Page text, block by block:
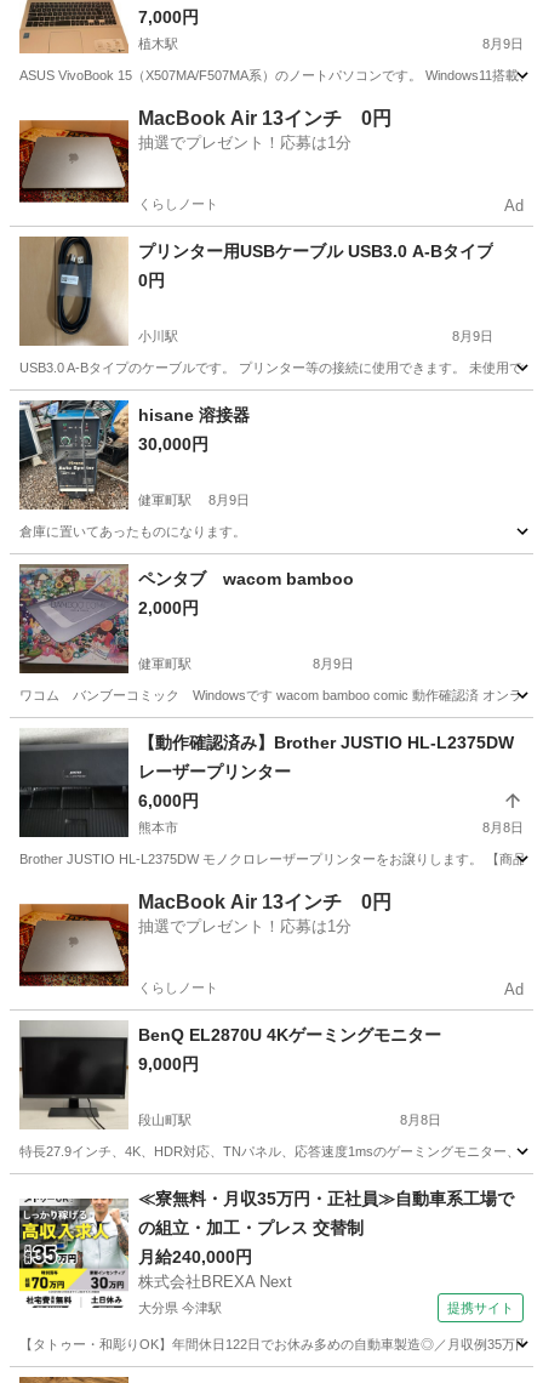
7,000円
植木駅 8月9日
ASUS VivoBook 15（X507MA/F507MA系）のノートパソコンです。 Windows11搭載
植木駅 ノートパソコン
MacBook Air 13インチ 0円
抽選でプレゼント！応募は1分
くらしノート Ad
プリンター用USBケーブル USB3.0 A-Bタイプ
0円
小川駅 8月9日
USB3.0 A-Bタイプのケーブルです。 プリンター等の接続に使用できます。 未使用で
熊本 宇城市 その他
hisane 溶接器
30,000円
健軍町駅 8月9日
倉庫に置いてあったものになります。
熊本 熊本市 健軍町駅
ペンタブ wacom bamboo
2,000円
健軍町駅 8月9日
ワコム バンブーコミック Windowsです wacom bamboo comic 動作確認済 オンライ
熊本 上益城郡 健軍町駅 周辺機器
【動作確認済み】Brother JUSTIO HL-L2375DW
レーザープリンター
6,000円
熊本市 8月8日
Brother JUSTIO HL-L2375DW モノクロレーザープリンターをお譲りします。 【商品
プリンター
MacBook Air 13インチ 0円
抽選でプレゼント！応募は1分
くらしノート Ad
BenQ EL2870U 4Kゲーミングモニター
9,000円
段山町駅 8月8日
特長27.9インチ、4K、HDR対応、TNパネル、応答速度1msのゲーミングモニター、
段山町駅 周辺機器
≪寮無料・月収35万円・正社員≫自動車系工場で
の組立・加工・プレス 交替制
月給240,000円
株式会社BREXA Next
大分県 今津駅 提携サイト
【タトゥー・和彫りOK】年間休日122日でお休み多めの自動車製造◎／月収例35万